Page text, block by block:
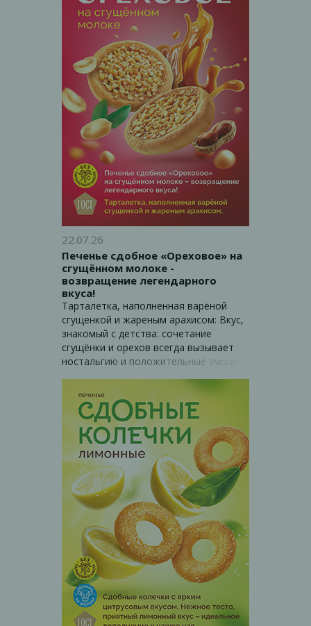
бесплатный образец для дегустации.
22.07.26
Печенье сдобное «Ореховое» на
сгущённом молоке -
возвращение легендарного
вкуса!
Тарталетка, наполненная варёной
сгущенкой и жареным арахисом: Вкус,
знакомый с детства: сочетание
сгущёнки и орехов всегда вызывает
ностальгию и положительные эмоции